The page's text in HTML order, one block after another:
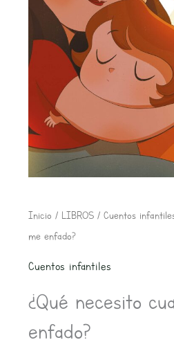
Inicio / LIBROS/ Cuentos
me enfado?
Cuentos infantiles
¿Qué necesito
enfado?
El
precio
original
era:
15,95€.
El
15,15€.
¿Qué
necesito
enfado?